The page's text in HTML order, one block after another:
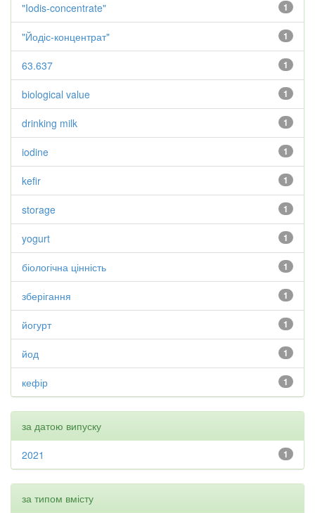
1
"Iodis-concentrate"
1
"Йодіс-концентрат"
1
63.637
1
biological value
1
drinking milk
1
iodine
1
kefir
1
storage
1
yogurt
1
біологічна цінність
1
зберігання
1
йогурт
1
йод
1
кефір
за датою випуску
1
2021
за типом вмісту